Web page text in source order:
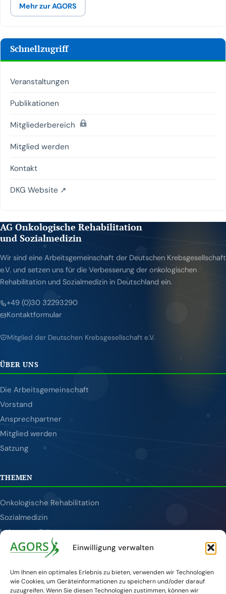
Einwilligung verwalten
Um Ihnen ein optimales Erlebnis zu bieten, verwenden wir Technologien
wie Cookies, um Geräteinformationen zu speichern und/oder darauf
zuzugreifen. Wenn Sie diesen Technologien zustimmen, können wir
Mehr zur AGORS
Schnellzugriff
Veranstaltungen
Publikationen
Mitgliederbereich (passwortgeschützt)
Mitglied werden
Kontakt
DKG Website ↗
AG Onkologische Rehabilitation
und Sozialmedizin
Wir sind eine Arbeitsgemeinschaft der Deutschen Krebsgesellschaft
e.V. und setzen uns für die Verbesserung der onkologischen
Rehabilitation und Sozialmedizin in Deutschland ein.
+49 (0)30 32293290
Kontaktformular
Mitglied der Deutschen Krebsgesellschaft e.V.
ÜBER UNS
Die Arbeitsgemeinschaft
Vorstand
Ansprechpartner
Mitglied werden
Satzung
THEMEN
Onkologische Rehabilitation
Sozialmedizin
Lebensqualität
Tumornachsorge
SERVICE